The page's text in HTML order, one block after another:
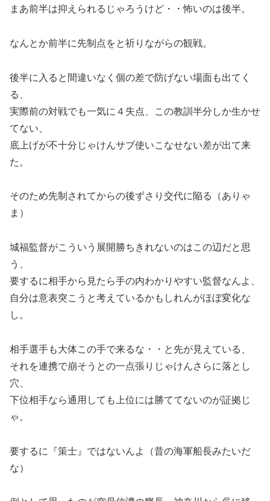
まあ前半は抑えられるじゃろうけど・・怖いのは後半。
なんとか前半に先制点をと祈りながらの観戦。
後半に入ると間違いなく個の差で防げない場面も出てく
る、
実際前の対戦でも一気に４失点、この教訓半分しか生かせ
てない、
底上げが不十分じゃけんサブ使いこなせない差が出て来
た。
そのため先制されてからの後ずさり交代に陥る（ありゃ
ま）
城福監督がこういう展開勝ちきれないのはこの辺だと思
う、
要するに相手から見たら手の内わかりやすい監督なんよ、
自分は意表突こうと考えているかもしれんがほぼ変化な
し。
相手選手も大体この手で来るな・・と先が見えている、
それを連携で崩そうとの一点張りじゃけんさらに落とし
穴、
下位相手なら通用しても上位には勝ててないのが証拠じ
ゃ。
要するに『策士』ではないんよ（昔の海軍船長みたいだ
な）